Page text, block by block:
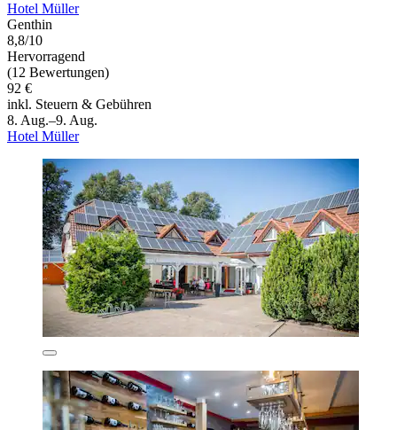
Hotel Müller
Genthin
8,8/10
Hervorragend
(12 Bewertungen)
92 €
inkl. Steuern & Gebühren
8. Aug.–9. Aug.
Hotel Müller